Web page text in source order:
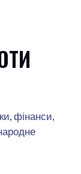
фінанси,